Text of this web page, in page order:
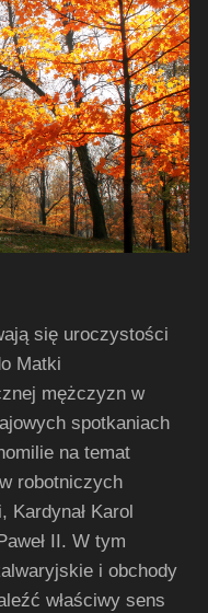
się uroczystości
Matki
mężczyzn w
spotkaniach
na temat
robotniczych
Kardynał Karol
II. W tym
i obchody
właściwy sens